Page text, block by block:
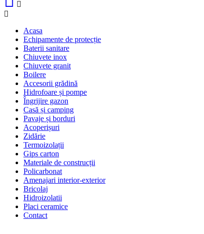
Acasa
Echipamente de protecție
Baterii sanitare
Chiuvete inox
Chiuvete granit
Boilere
Accesorii grădină
Hidrofoare și pompe
Îngrijire gazon
Casă și camping
Pavaje și borduri
Acoperișuri
Zidărie
Termoizolații
Gips carton
Materiale de construcții
Policarbonat
Amenajari interior-exterior
Bricolaj
Hidroizolatii
Placi ceramice
Contact